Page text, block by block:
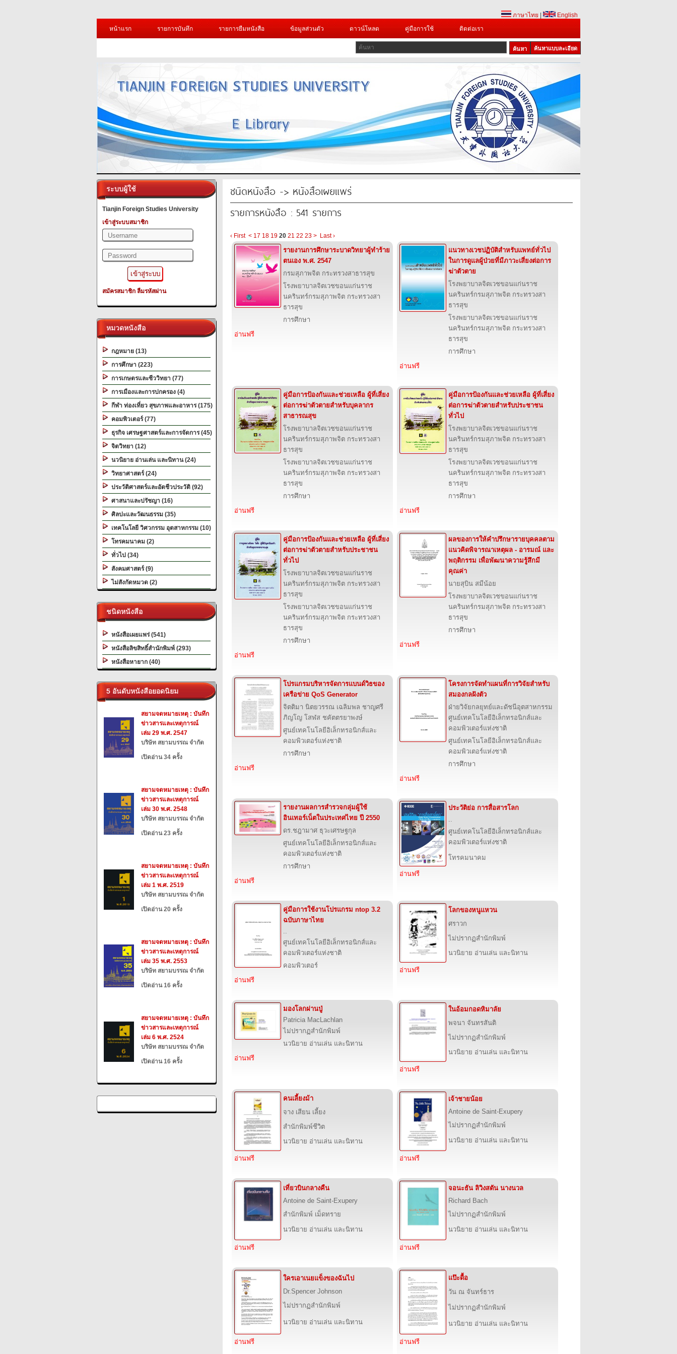
ภาษาไทย
English
หน้าแรก
รายการบันทึก รายการยืมหนังสือ ข้อมูลส่วนตัว ดาวน์โหลด คู่มือการใช้ ติดต่อเรา
ค้นหาแบบละเอียด
ระบบผู้ใช้
Tianjin Foreign Studies University
เข้าสู่ระบบสมาชิก
สมัครสมาชิก ลืมรหัสผ่าน
หมวดหนังสือ
กฎหมาย (13)
การศึกษา (223)
การเกษตรและชีววิทยา (77)
การเมืองและการปกครอง (4)
กีฬา ท่องเที่ยว สุขภาพและอาหาร (175)
คอมพิวเตอร์ (77)
ธุรกิจ เศรษฐศาสตร์และการจัดการ (45)
จิตวิทยา (12)
นวนิยาย อ่านเล่น และนิทาน (24)
วิทยาศาสตร์ (24)
ประวัติศาสตร์และอัตชีวประวัติ (92)
ศาสนาและปรัชญา (16)
ศิลปะและวัฒนธรรม (35)
เทคโนโลยี วิศวกรรม อุตสาหกรรม (10)
โทรคมนาคม (2)
ทั่วไป (34)
สังคมศาสตร์ (9)
ไม่สังกัดหมวด (2)
ชนิดหนังสือ
หนังสือเผยแพร่ (541)
หนังสือลิขสิทธิ์สำนักพิมพ์ (293)
หนังสือหายาก (40)
5 อันดับหนังสือยอดนิยม
สยามจดหมายเหตุ : บันทึก
ข่าวสารและเหตุการณ์
เล่ม 29 พ.ศ. 2547
บริษัท สยามบรรณ จำกัด
เปิดอ่าน 34 ครั้ง
สยามจดหมายเหตุ : บันทึก
ข่าวสารและเหตุการณ์
เล่ม 30 พ.ศ. 2548
บริษัท สยามบรรณ จำกัด
เปิดอ่าน 23 ครั้ง
สยามจดหมายเหตุ : บันทึก
ข่าวสารและเหตุการณ์
เล่ม 1 พ.ศ. 2519
บริษัท สยามบรรณ จำกัด
เปิดอ่าน 20 ครั้ง
สยามจดหมายเหตุ : บันทึก
ข่าวสารและเหตุการณ์
เล่ม 35 พ.ศ. 2553
บริษัท สยามบรรณ จำกัด
เปิดอ่าน 16 ครั้ง
สยามจดหมายเหตุ : บันทึก
ข่าวสารและเหตุการณ์
เล่ม 6 พ.ศ. 2524
บริษัท สยามบรรณ จำกัด
เปิดอ่าน 16 ครั้ง
ชนิดหนังสือ -> หนังสือเผยแพร่
รายการหนังสือ : 541 รายการ
‹ First < 17 18 19 20 21 22 23 > Last ›
รายงานการศึกษาระบาดวิทยาผู้ทำร้าย
ตนเอง พ.ศ. 2547
กรมสุภาพจิต กระทรวงสาธารสุข
โรงพยาบาลจิตเวชขอนแก่นราช
นครินทร์กรมสุภาพจิต กระทรวงสา
ธารสุข
การศึกษา
อ่านฟรี
แนวทางเวชปฏิบัติสำหรับแพทย์ทั่วไป
ในการดูแลผู้ป่วยที่มีภาวะเสี่ยงต่อการ
ฆ่าตัวตาย
โรงพยาบาลจิตเวชขอนแก่นราช
นครินทร์กรมสุภาพจิต กระทรวงสา
ธารสุข
โรงพยาบาลจิตเวชขอนแก่นราช
นครินทร์กรมสุภาพจิต กระทรวงสา
ธารสุข
การศึกษา
อ่านฟรี
คู่มือการป้องกันและช่วยเหลือ ผู้ที่เสี่ยง
ต่อการฆ่าตัวตายสำหรับบุคลากร
สาธารณสุข
โรงพยาบาลจิตเวชขอนแก่นราช
นครินทร์กรมสุภาพจิต กระทรวงสา
ธารสุข
โรงพยาบาลจิตเวชขอนแก่นราช
นครินทร์กรมสุภาพจิต กระทรวงสา
ธารสุข
การศึกษา
อ่านฟรี
คู่มือการป้องกันและช่วยเหลือ ผู้ที่เสี่ยง
ต่อการฆ่าตัวตายสำหรับประชาชน
ทั่วไป
โรงพยาบาลจิตเวชขอนแก่นราช
นครินทร์กรมสุภาพจิต กระทรวงสา
ธารสุข
โรงพยาบาลจิตเวชขอนแก่นราช
นครินทร์กรมสุภาพจิต กระทรวงสา
ธารสุข
การศึกษา
อ่านฟรี
คู่มือการป้องกันและช่วยเหลือ ผู้ที่เสี่ยง
ต่อการฆ่าตัวตายสำหรับประชาชน
ทั่วไป
โรงพยาบาลจิตเวชขอนแก่นราช
นครินทร์กรมสุภาพจิต กระทรวงสา
ธารสุข
โรงพยาบาลจิตเวชขอนแก่นราช
นครินทร์กรมสุภาพจิต กระทรวงสา
ธารสุข
การศึกษา
อ่านฟรี
ผลของการให้คำปรึกษารายบุคคลตาม
แนวคิดพิจารณาเหตุผล - อารมณ์ และ
พฤติกรรม เพื่อพัฒนาความรู้สึกมี
คุณค่า
นายสุบิน สมีน้อย
โรงพยาบาลจิตเวชขอนแก่นราช
นครินทร์กรมสุภาพจิต กระทรวงสา
ธารสุข
การศึกษา
อ่านฟรี
โปรแกรมบริหารจัดการแบนด์วิธของ
เครือข่าย QoS Generator
จิตติมา นิตยวรรณ เฉลิมพล ชาญศรี
ภิญโญ โสฬส ชคัตตรยาพงษ์
ศูนย์เทคโนโลยีอิเล็กทรอนิกส์และ
คอมพิวเตอร์แห่งชาติ
การศึกษา
อ่านฟรี
โครงการจัดทำแผนที่การวิจัยสำหรับ
สมองกลฝังตัว
ฝ่ายวิจัยกลยุทย์และดัชนีอุตสาหกรรม
ศูนย์เทคโนโลยีอิเล็กทรอนิกส์และ
คอมพิวเตอร์แห่งชาติ
ศูนย์เทคโนโลยีอิเล็กทรอนิกส์และ
คอมพิวเตอร์แห่งชาติ
การศึกษา
อ่านฟรี
รายงานผลการสำรวจกลุ่มผู้ใช้
อินเทอร์เน็ตในประเทศไทย ปี 2550
ดร.ชฎามาศ ธุวะเศรษฐกุล
ศูนย์เทคโนโลยีอิเล็กทรอนิกส์และ
คอมพิวเตอร์แห่งชาติ
การศึกษา
อ่านฟรี
ประวัติย่อ การสื่อสารโลก
..
ศูนย์เทคโนโลยีอิเล็กทรอนิกส์และ
คอมพิวเตอร์แห่งชาติ
โทรคมนาคม
อ่านฟรี
คู่มือการใช้งานโปรแกรม ntop 3.2
ฉบับภาษาไทย
..
ศูนย์เทคโนโลยีอิเล็กทรอนิกส์และ
คอมพิวเตอร์แห่งชาติ
คอมพิวเตอร์
อ่านฟรี
โลกของหนูแหวน
ศราวก
ไม่ปรากฏสำนักพิมพ์
นวนิยาย อ่านเล่น และนิทาน
อ่านฟรี
มองโลกผ่านปู่
Patricia MacLachlan
ไม่ปรากฏสำนักพิมพ์
นวนิยาย อ่านเล่น และนิทาน
อ่านฟรี
ในอ้อมกอดหิมาลัย
พจนา จันทรสันติ
ไม่ปรากฏสำนักพิมพ์
นวนิยาย อ่านเล่น และนิทาน
อ่านฟรี
คนเลี้ยงม้า
จาง เสียน เลี้ยง
สำนักพิมพ์ชีวิต
นวนิยาย อ่านเล่น และนิทาน
อ่านฟรี
เจ้าชายน้อย
Antoine de Saint-Exupery
ไม่ปรากฏสำนักพิมพ์
นวนิยาย อ่านเล่น และนิทาน
อ่านฟรี
เที่ยวบินกลางคืน
Antoine de Saint-Exupery
สำนักพิมพ์ เม็ดทราย
นวนิยาย อ่านเล่น และนิทาน
อ่านฟรี
จอนะธัน ลิวิงสตัน นางนวล
Richard Bach
ไม่ปรากฏสำนักพิมพ์
นวนิยาย อ่านเล่น และนิทาน
อ่านฟรี
ใครเอาเนยแข็งของฉันไป
Dr.Spencer Johnson
ไม่ปรากฏสำนักพิมพ์
นวนิยาย อ่านเล่น และนิทาน
อ่านฟรี
แป๊ะดื้อ
วัน ณ จันทร์ธาร
ไม่ปรากฏสำนักพิมพ์
นวนิยาย อ่านเล่น และนิทาน
อ่านฟรี